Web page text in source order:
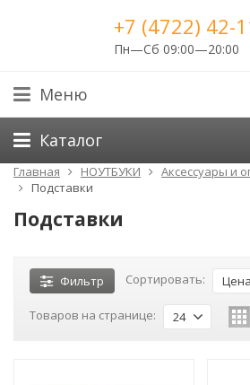
+7 (4722) 42-
Пн—Сб 09:00—20:00
Меню
Каталог
Главная НОУТБУКИ
Аксессуары и
Подставки
Подставки
Фильтр Сортировать: Цена
Товаров на странице: 24